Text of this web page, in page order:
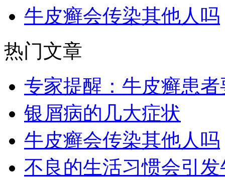
牛皮癣会传染其他人吗
热门文章
专家提醒：牛皮癣患
银屑病的几大症状
牛皮癣会传染其他人吗
不良的生活习惯会引